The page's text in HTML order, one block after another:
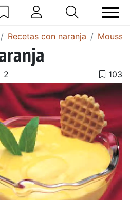
Recetas con naranja